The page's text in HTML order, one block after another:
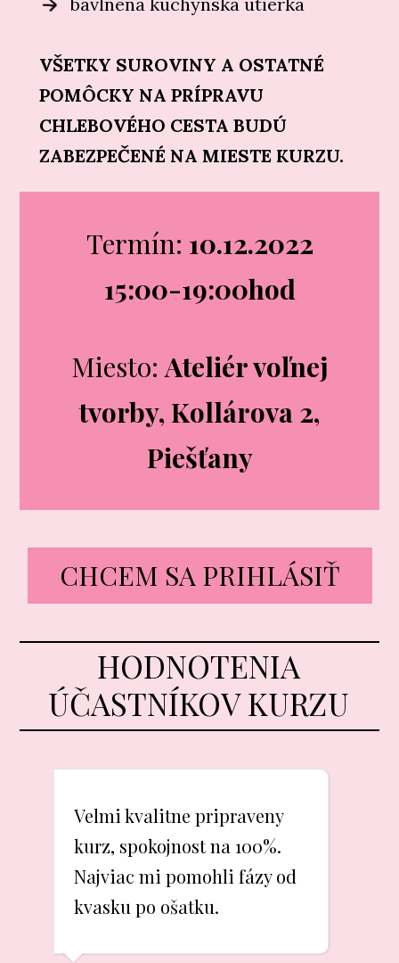
VŠETKY SUROVINY A OSTATNÉ
POMÔCKY NA PRÍPRAVU
CHLEBOVÉHO CESTA BUDÚ
ZABEZPEČENÉ NA MIESTE KURZU.
Termín: 10.12.2022
15:00-19:00hod
Miesto: Ateliér voľnej
tvorby, Kollárova 2,
Piešťany
CHCEM SA PRIHLÁSIŤ
HODNOTENIA
ÚČASTNÍKOV KURZU
Velmi kvalitne pripraveny
kurz, spokojnost na 100%.
Najviac mi pomohli fázy od
kvasku po ošatku.